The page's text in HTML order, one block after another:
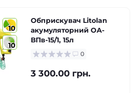
10
10
Обприскувач Litolan
акумуляторний ОА-
ВПв-15/1, 15л
0
3 300.00 грн.